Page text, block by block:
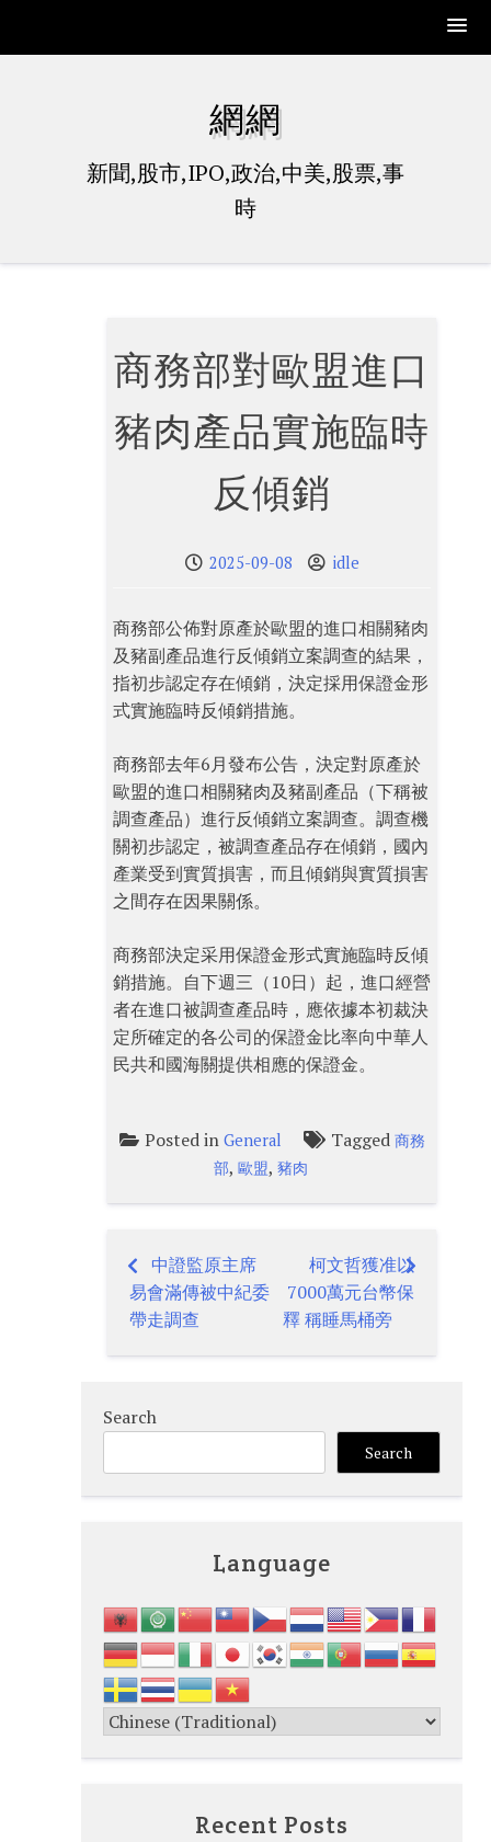
網網
新聞,股市,IPO,政治,中美,股票,事
時
商務部對歐盟進口
豬肉產品實施臨時
反傾銷
2025-09-08 idle
商務部公佈對原產於歐盟的進口相關豬肉
及豬副產品進行反傾銷立案調查的結果，
指初步認定存在傾銷，決定採用保證金形
式實施臨時反傾銷措施。
商務部去年6月發布公告，決定對原產於
歐盟的進口相關豬肉及豬副產品（下稱被
調查產品）進行反傾銷立案調查。調查機
關初步認定，被調查產品存在傾銷，國內
產業受到實質損害，而且傾銷與實質損害
之間存在因果關係。
商務部決定采用保證金形式實施臨時反傾
銷措施。自下週三（10日）起，進口經營
者在進口被調查產品時，應依據本初裁決
定所確定的各公司的保證金比率向中華人
民共和國海關提供相應的保證金。
Posted in General Tagged 商務
部,歐盟,豬肉
Post
navigation
中證監原主席
易會滿傳被中紀委
帶走調查
柯文哲獲准以
7000萬元台幣保
釋 稱睡馬桶旁
Search
Search
Language
Recent Posts